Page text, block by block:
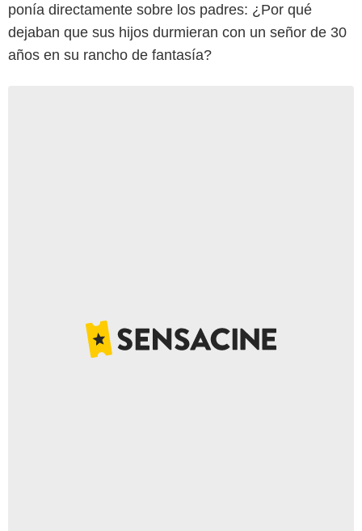
ponía directamente sobre los padres: ¿Por qué
dejaban que sus hijos durmieran con un señor de 30
años en su rancho de fantasía?